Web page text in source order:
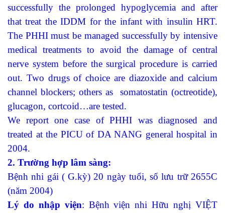
successfully the prolonged hypoglycemia and after
that treat the IDDM for the infant with insulin HRT.
The PHHI must be managed successfully by intensive
medical treatments to avoid the damage of central
nerve system before the surgical procedure is carried
out. Two drugs of choice are diazoxide and calcium
channel blockers; others as somatostatin (octreotide),
glucagon, cortcoid…are tested.
We report one case of PHHI was diagnosed and
treated at the PICU of DA NANG general hospital in
2004.
2. Trường hợp lâm sàng:
Bệnh nhi gái ( G.kỳ) 20 ngày tuổi, số lưu trữ 2655C
(năm 2004)
Lý do nhập viện: Bệnh viện nhi Hữu nghị VIỆT